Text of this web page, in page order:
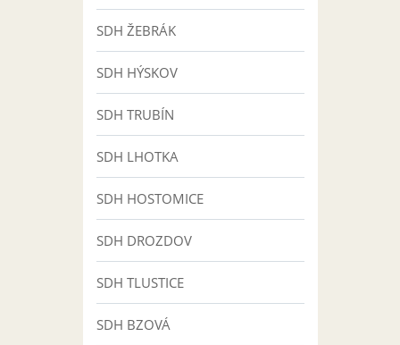
SDH ŽEBRÁK
SDH HÝSKOV
SDH TRUBÍN
SDH LHOTKA
SDH HOSTOMICE
SDH DROZDOV
SDH TLUSTICE
SDH BZOVÁ